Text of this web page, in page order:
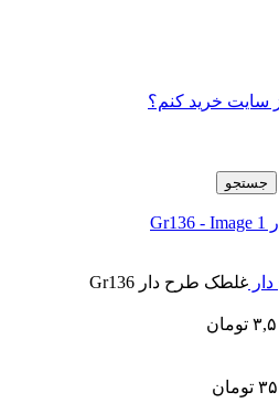
سایت خرید کنم؟
جستجو
غلطک طرح دار Gr136
تومان
تومان